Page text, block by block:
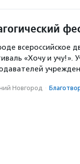
всероссийское
«Хочу и учу!».
Новгород ·